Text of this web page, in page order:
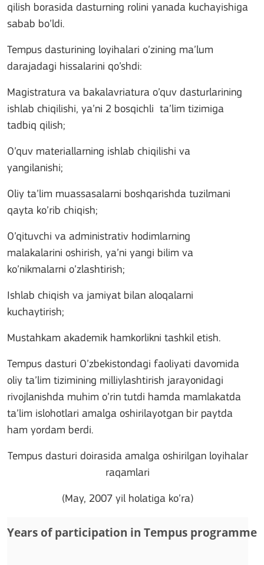
qilish borasida dasturning rolini yanada kuchayishiga
sabab bo’ldi.
Tempus dasturining loyihalari o’zining ma’lum
darajadagi hissalarini qo’shdi:
Magistratura va bakalavriatura o’quv dasturlarining
ishlab chiqilishi, ya’ni 2 bosqichli ta’lim tizimiga
tadbiq qilish;
O’quv materiallarning ishlab chiqilishi va
yangilanishi;
Oliy ta’lim muassasalarni boshqarishda tuzilmani
qayta ko’rib chiqish;
O’qituvchi va administrativ hodimlarning
malakalarini oshirish, ya’ni yangi bilim va
ko’nikmalarni o’zlashtirish;
Ishlab chiqish va jamiyat bilan aloqalarni
kuchaytirish;
Mustahkam akademik hamkorlikni tashkil etish.
Tempus dasturi O’zbekistondagi faoliyati davomida
oliy ta’lim tizimining milliylashtirish jarayonidagi
rivojlanishda muhim o’rin tutdi hamda mamlakatda
ta’lim islohotlari amalga oshirilayotgan bir paytda
ham yordam berdi.
Tempus dasturi doirasida amalga oshirilgan loyihalar
raqamlari
(May, 2007 yil holatiga ko’ra)
Years of participation in Tempus programme